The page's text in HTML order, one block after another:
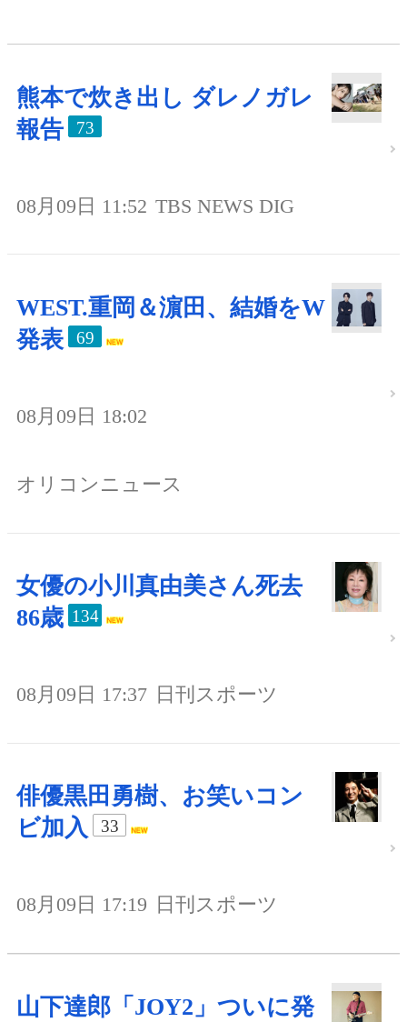
熊本で炊き出し ダレノガレ
報告
73
08月09日 11:52 TBS NEWS DIG
WEST.重岡＆濵田、結婚をW
発表
69
08月09日 18:02
オリコンニュース
女優の小川真由美さん死去
86歳 134
08月09日 17:37 日刊スポーツ
俳優黒田勇樹、お笑いコン
ビ加入
33
08月09日 17:19 日刊スポーツ
山下達郎「JOY2」ついに発